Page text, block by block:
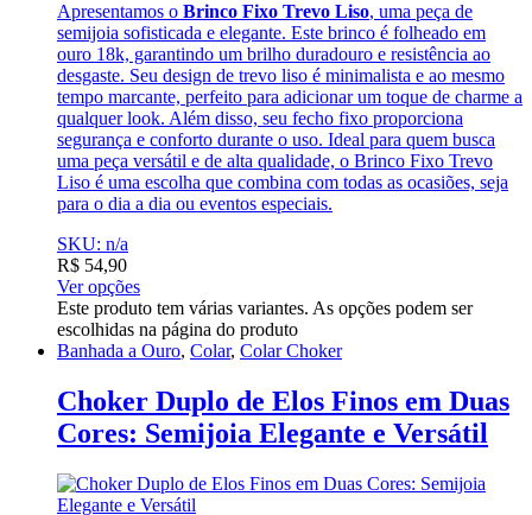
Apresentamos o Brinco Fixo Trevo Liso, uma peça de
semijoia sofisticada e elegante. Este brinco é folheado em
ouro 18k, garantindo um brilho duradouro e resistência ao
desgaste. Seu design de trevo liso é minimalista e ao mesmo
tempo marcante, perfeito para adicionar um toque de charme a
qualquer look. Além disso, seu fecho fixo proporciona
segurança e conforto durante o uso. Ideal para quem busca
uma peça versátil e de alta qualidade, o Brinco Fixo Trevo
Liso é uma escolha que combina com todas as ocasiões, seja
para o dia a dia ou eventos especiais.
SKU: n/a
R$ 54,90
Ver opções
Este produto tem várias variantes. As opções podem ser
escolhidas na página do produto
Banhada a Ouro, Colar, Colar Choker
Choker Duplo de Elos Finos em Duas
Cores: Semijoia Elegante e Versátil